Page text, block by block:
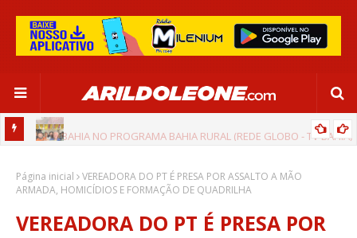
CIPÓ - BA
Página inicial
VEREADORA DO PT É PRESA POR ASSALTO A MÃO
ARMADA, HOMICÍDIOS E FORMAÇÃO DE QUADRILHA
VEREADORA DO PT É PRESA POR